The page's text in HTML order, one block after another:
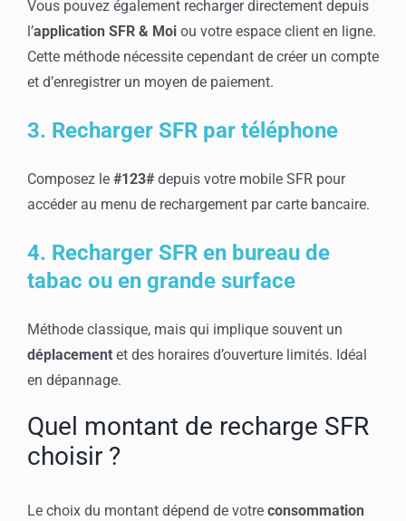
Vous pouvez également recharger directement depuis
l’application SFR & Moi ou votre espace client en ligne.
Cette méthode nécessite cependant de créer un compte
et d’enregistrer un moyen de paiement.
3. Recharger SFR par téléphone
Composez le #123#depuis votre mobile SFR pour
accéder au menu de rechargement par carte bancaire.
4. Recharger SFR en bureau de
tabac ou en grande surface
Méthode classique, mais qui implique souvent un
déplacement et des horaires d’ouverture limités. Idéal
en dépannage.
Quel montant de recharge SFR
choisir ?
Le choix du montant dépend de votre consommation